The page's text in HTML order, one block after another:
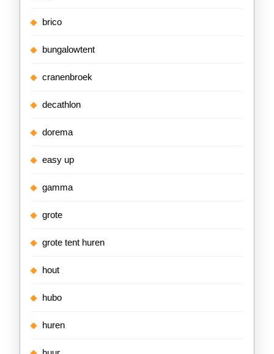
brico
bungalowtent
cranenbroek
decathlon
dorema
easy up
gamma
grote
grote tent huren
hout
hubo
huren